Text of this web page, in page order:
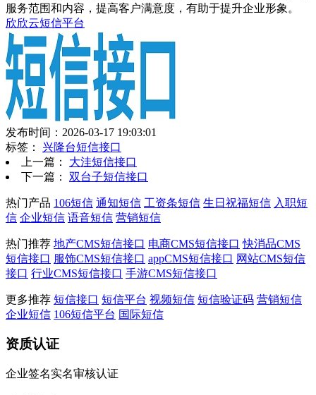
服务范围和内容，提高客户满意度，有助于提升企业形象。
欣欣云短信平台
发布时间：2026-03-17 19:03:01
标签： 兴隆台短信接口
上一篇： 大洼短信接口
下一篇： 双台子短信接口
热门产品 106短信 通知短信 工资条短信 生日祝福短信 入职短
信 企业短信 语音短信 营销短信
热门推荐 地产CMS短信接口 电商CMS短信接口 快消品CMS
短信接口 服饰CMS短信接口 appCMS短信接口 网站CMS短信
接口 行业CMS短信接口 手游CMS短信接口
更多推荐 短信接口 短信平台 视频短信 短信验证码 营销短信
企业短信 106短信平台 国际短信
资质认证
企业签名实名审核认证